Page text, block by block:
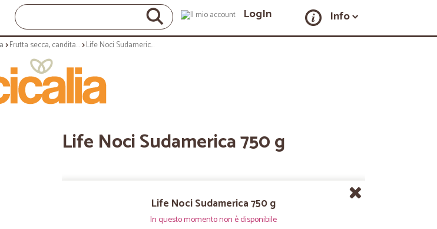
LogIn Info
Frutta secca, candita e sciroppata Life Noci Sudamerica 750 g
Life Noci Sudamerica 750 g
Life Noci Sudamerica 750 g
In questo momento non è disponibile